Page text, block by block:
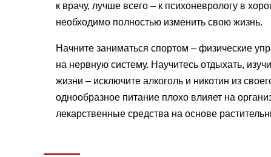
к врачу, лучше всего – к психоневрологу в
необходимо полностью изменить свою жизнь.
Начните заниматься спортом – физические
на нервную систему. Научитесь отдыхать,
жизни – исключите алкоголь и никотин из
однообразное питание плохо влияет на
лекарственные средства на основе